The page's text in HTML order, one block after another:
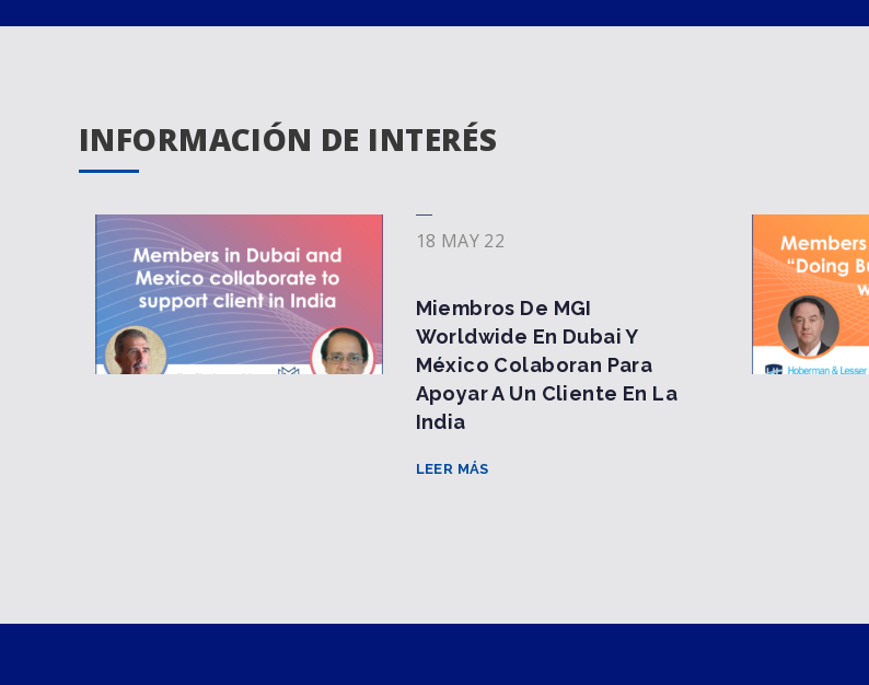
INFORMACIÓN DE INTERÉS
18 MAY 22
Miembros De MGI
Worldwide En Dubai Y
México Colaboran Para
Apoyar A Un Cliente En La
India
LEER MÁS